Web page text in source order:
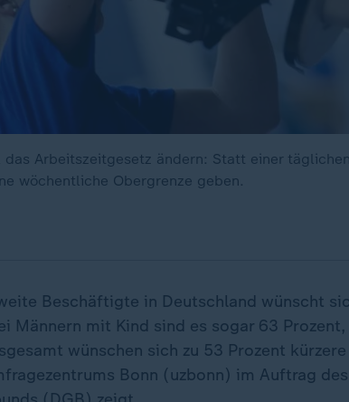
das Arbeitszeitgesetz ändern: Statt einer
wöchentliche Obergrenze geben.
Beschäftigte in Deutschland wünscht
Männern mit Kind sind es sogar 63
wünschen sich zu 53 Prozent
Bonn (uzbonn) im Auftrag des